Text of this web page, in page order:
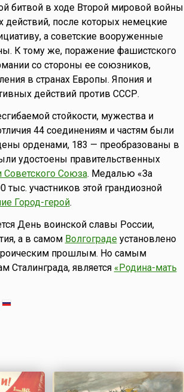
битвой в ходе Второй мировой войны
после которых немецкие
а советские вооруженные
К тому же, поражение фашистского
со стороны ее союзников,
в странах Европы. Япония и
действий против СССР.
стойкости, мужества и
44 соединениям и частям были
орденами, 183 — преобразованы в
удостоены правительственных
Советского Союза. Медалью «За
участников этой грандиозной
Город-герой.
День воинской славы России,
а в самом Волгоградеустановлено
прошлым. Но самым
является «Родина-мать